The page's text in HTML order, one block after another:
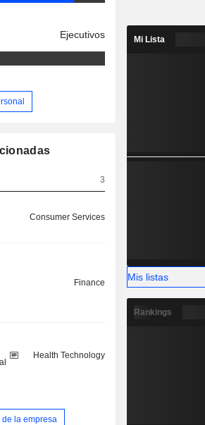
Ejecutivos
3
Consumer Services
Finance
Health Technology
la empresa
Mi Lista
Mis listas
Rankings